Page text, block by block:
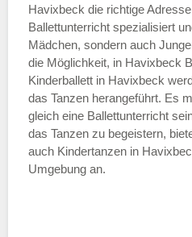
Samstag
Havixbeck die richtige
Ballettunterricht spezialisiert
Mädchen, sondern auch
die Möglichkeit, in Havixbeck
Kinderballett in Havixbeck
das Tanzen herangeführt. Es
gleich eine Ballettunterricht
das Tanzen zu begeistern,
auch Kindertanzen in
Umgebung an.